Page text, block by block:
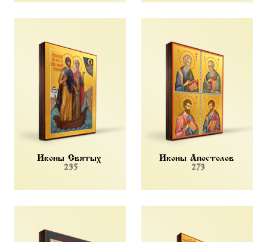
Иконы Святых
235
Иконы Апостолов
273